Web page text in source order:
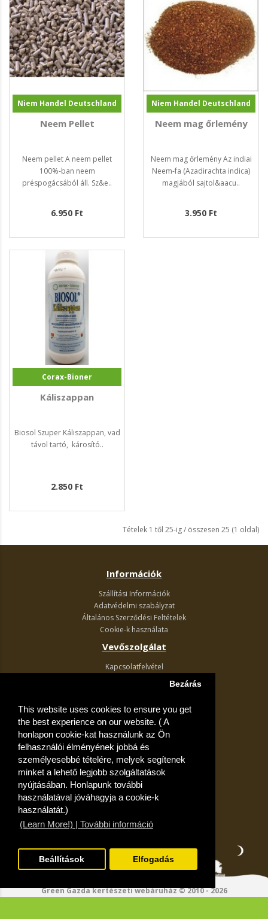
This website uses cookies to ensure you get
the best experience on our website. ( A
honlapon cookie-kat használunk az Ön
felhasználói élményének jobbá és
személyesebbé tételére, melyek segítenek
minket a lehető legjobb szolgáltatások
nyújtásában. Honlapunk további
használatával jóváhagyja a cookie-k
használatát.)
(Learn More!) | További információ
Bezárás
Beállítások Elfogadás
Niem Handel Deutschland
Neem Pellet
Neem pellet A neem pellet
100%-ban neem
préspogácsából áll. Sz&e..
6.950 Ft
Niem Handel Deutschland
Neem mag őrlemény
Neem mag őrlemény Az indiai
Neem-fa (Azadirachta indica)
magjából sajtol&aacu..
3.950 Ft
Corax-Bioner
Káliszappan
Biosol Szuper Káliszappan, vad
távol tartó, károsító..
2.850 Ft
Tételek 1 től 25-ig / összesen 25 (1 oldal)
Információk
Szállítási Információk
Adatvédelmi szabályzat
Általános Szerződési Feltételek
Cookie-k használata
Vevőszolgálat
Kapcsolatfelvétel
Akciós ajánlatok
Fiók
Kívánságlista
Green Gazda kertészeti webáruház © 2010 - 2026